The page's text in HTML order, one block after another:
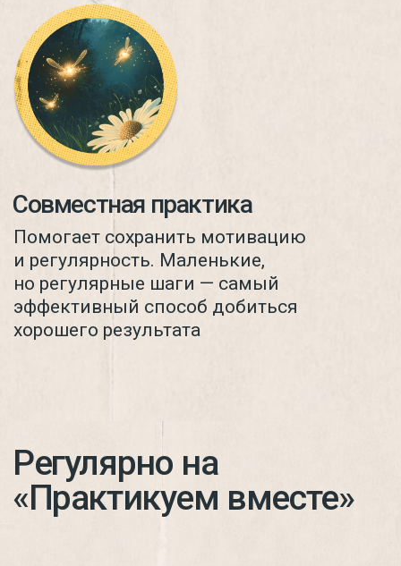
Подписаться
Все марафоны и курсы
проекта
По подписке вы получаете
доступ ко всем марафонам,
курсам и специальным
программам проекта
«Урокимедитации», включая
интенсивы с Дадой
Саданандой — можно
участвовать и углублять
практику вместе с
сообществом.
Вегетарианство
Кулинарные классы
Кто ведет?